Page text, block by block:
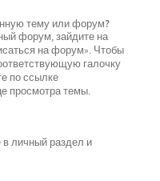
тему или форум?
форум, зайдите на
на форум». Чтобы
галочку
по ссылке
просмотра темы.
в личный раздел и